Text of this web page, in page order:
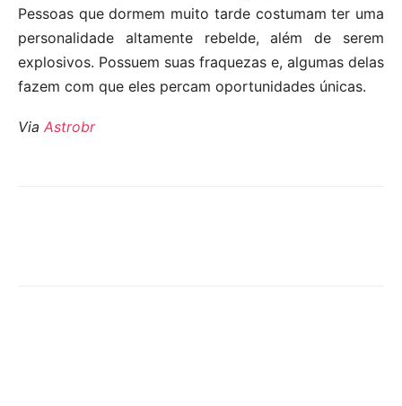
Pessoas que dormem muito tarde costumam ter uma
personalidade altamente rebelde, além de serem
explosivos. Possuem suas fraquezas e, algumas delas
fazem com que eles percam oportunidades únicas.
Via Astrobr